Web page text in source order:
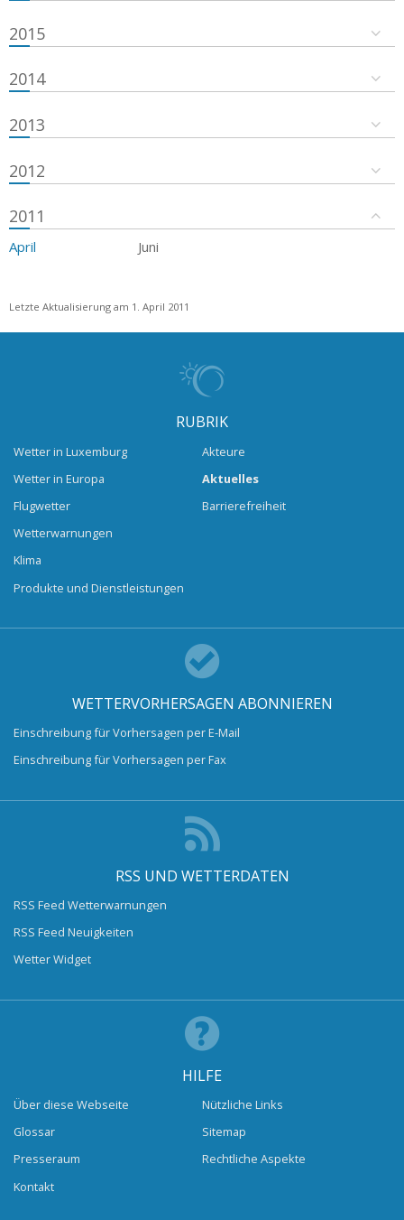
2015
2014
2013
2012
2011
April Juni
Letzte Aktualisierung am 1. April 2011
RUBRIK
Wetter in Luxemburg
Wetter in Europa
Flugwetter
Wetterwarnungen
Klima
Produkte und Dienstleistungen
Akteure
Aktuelles
Barrierefreiheit
WETTERVORHERSAGEN ABONNIEREN
Einschreibung für Vorhersagen per E-Mail
Einschreibung für Vorhersagen per Fax
RSS UND WETTERDATEN
RSS Feed Wetterwarnungen
RSS Feed Neuigkeiten
Wetter Widget
HILFE
Über diese Webseite
Glossar
Presseraum
Kontakt
Nützliche Links
Sitemap
Rechtliche Aspekte